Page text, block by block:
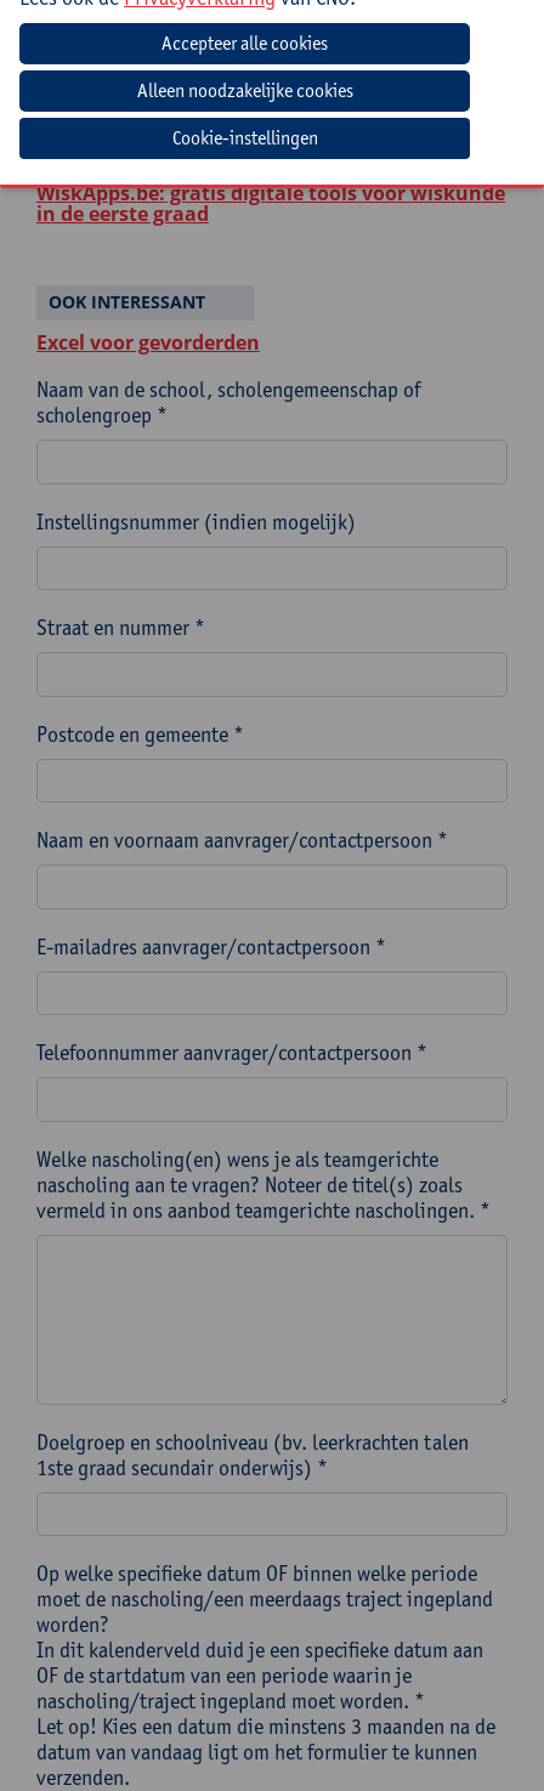
Numerieke methodes
Van lager naar secundair onderwijs:
hindernissen en opportuniteiten binnen
wiskunde
Wiskunde-leren activeren
WiskApps.be: gratis digitale tools voor wiskunde
in de eerste graad
OOK INTERESSANT
Excel voor gevorderden
Naam van de school, scholengemeenschap of
scholengroep *
Instellingsnummer (indien mogelijk)
Straat en nummer *
Postcode en gemeente *
Naam en voornaam aanvrager/contactpersoon *
E-mailadres aanvrager/contactpersoon *
Telefoonnummer aanvrager/contactpersoon *
Welke nascholing(en) wens je als teamgerichte
nascholing aan te vragen? Noteer de titel(s) zoals
vermeld in ons aanbod teamgerichte nascholingen. *
Doelgroep en schoolniveau (bv. leerkrachten talen
1ste graad secundair onderwijs) *
Op welke specifieke datum OF binnen welke periode
moet de nascholing/een meerdaags traject ingepland
worden?
In dit kalenderveld duid je een specifieke datum aan
OF de startdatum van een periode waarin je
nascholing/traject ingepland moet worden. *
Let op! Kies een datum die minstens 3 maanden na de
datum van vandaag ligt om het formulier te kunnen
verzenden.
Cookie-instellingen